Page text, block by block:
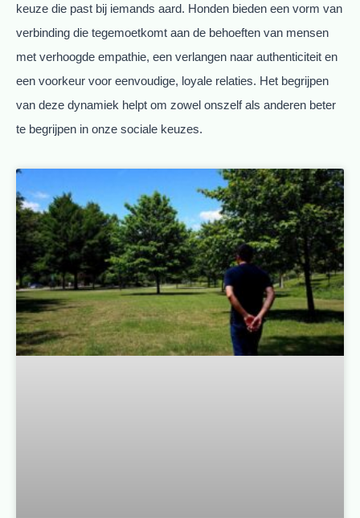
keuze die past bij iemands aard. Honden bieden een vorm van
verbinding die tegemoetkomt aan de behoeften van mensen
met verhoogde empathie, een verlangen naar authenticiteit en
een voorkeur voor eenvoudige, loyale relaties. Het begrijpen
van deze dynamiek helpt om zowel onszelf als anderen beter
te begrijpen in onze sociale keuzes.